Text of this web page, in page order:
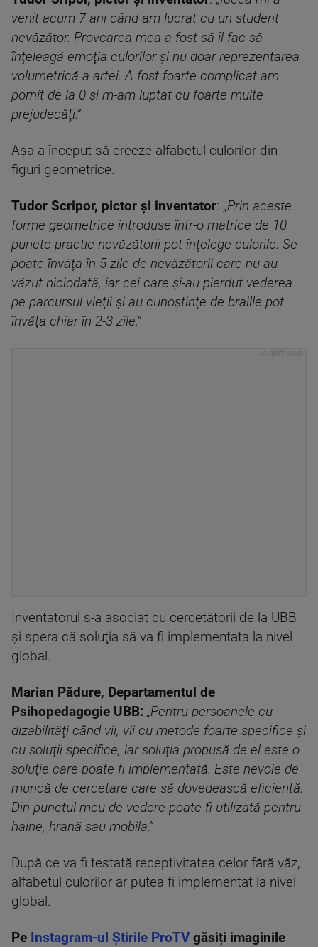
venit acum 7 ani când am lucrat cu un student
nevăzător. Provcarea mea a fost să îl fac să
înţeleagă emoţia culorilor şi nu doar reprezentarea
volumetrică a artei. A fost foarte complicat am
pornit de la 0 şi m-am luptat cu foarte multe
prejudecăţi.”
Aşa a început să creeze alfabetul culorilor din
figuri geometrice.
Tudor Scripor, pictor și inventator: „Prin aceste
forme geometrice introduse într-o matrice de 10
puncte practic nevăzătorii pot înţelege culorile. Se
poate învăţa în 5 zile de nevăzătorii care nu au
văzut niciodată, iar cei care şi-au pierdut vederea
pe parcursul vieţii şi au cunoştinţe de braille pot
învăţa chiar în 2-3 zile."
Inventatorul s-a asociat cu cercetătorii de la UBB
şi spera că soluţia să va fi implementata la nivel
global.
Marian Pădure, Departamentul de
Psihopedagogie UBB: „Pentru persoanele cu
dizabilităţi când vii, vii cu metode foarte specifice şi
cu soluţii specifice, iar soluţia propusă de el este o
soluţie care poate fi implementată. Este nevoie de
muncă de cercetare care să dovedească eficientă.
Din punctul meu de vedere poate fi utilizată pentru
haine, hrană sau mobila.”
După ce va fi testată receptivitatea celor fără văz,
alfabetul culorilor ar putea fi implementat la nivel
global.
Pe Instagram-ul Știrile ProTV găsiți imaginile